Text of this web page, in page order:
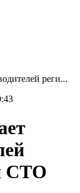
реги...
СТО